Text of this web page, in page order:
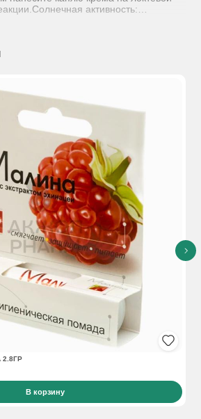
Солнечная активность:
работу сальных желез,
дополнительно
В корзину